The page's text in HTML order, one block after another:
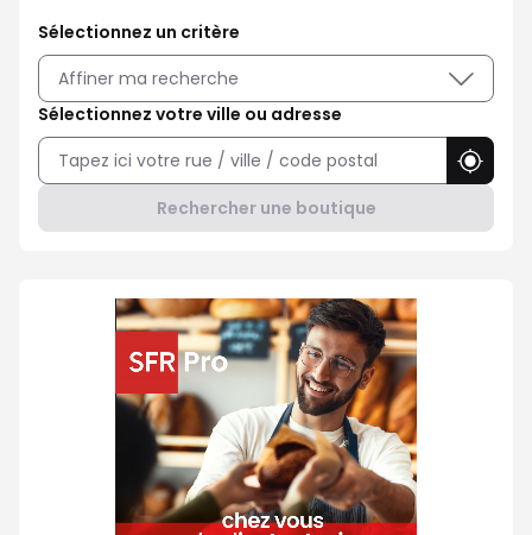
Sélectionnez un critère
Affiner ma recherche
Sélectionnez votre ville ou adresse
Rechercher une boutique
Professionnel ? Choisissez